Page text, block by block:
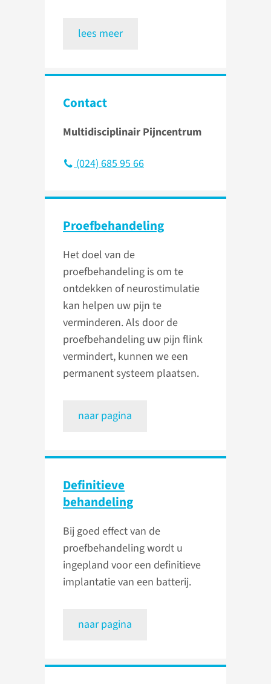
lees meer
Contact
Multidisciplinair Pijncentrum
(024) 685 95 66
Proef­behandeling
Het doel van de
proefbehandeling is om te
ontdekken of neurostimulatie
kan helpen uw pijn te
verminderen. Als door de
proefbehandeling uw pijn flink
vermindert, kunnen we een
permanent systeem plaatsen.
naar pagina
Definitieve
behandeling
Bij goed effect van de
proefbehandeling wordt u
ingepland voor een definitieve
implantatie van een batterij.
naar pagina